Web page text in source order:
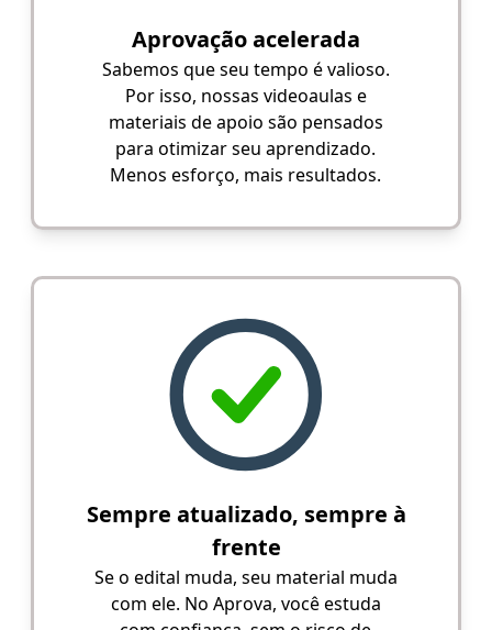
Aprovação acelerada
Sabemos que seu tempo é valioso.
Por isso, nossas videoaulas e
materiais de apoio são pensados
para otimizar seu aprendizado.
Menos esforço, mais resultados.
Sempre atualizado, sempre à
frente
Se o edital muda, seu material muda
com ele. No Aprova, você estuda